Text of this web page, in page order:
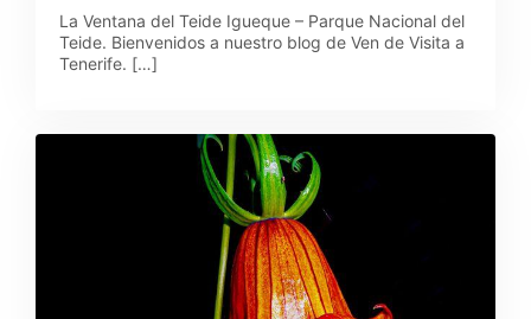
La Ventana del Teide Igueque – Parque Nacional del
Teide. Bienvenidos a nuestro blog de Ven de Visita a
Tenerife. […]